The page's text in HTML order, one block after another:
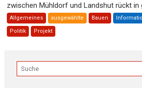
zwischen Mühldorf und Landshut rückt in
Allgemeines ausgewählte Bauen
Politik Projekt